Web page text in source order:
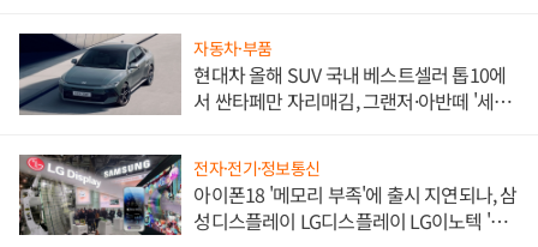
자동차·부품
현대차 올해 SUV 국내 베스트셀러 톱10에
서 싼타페만 자리매김, 그랜저·아반떼 '세단
전자·전기·정보통신
아이폰18 '메모리 부족'에 출시 지연되나, 삼
성디스플레이 LG디스플레이 LG이노텍 '탈